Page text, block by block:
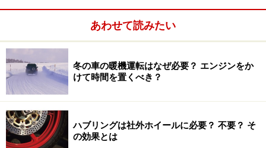
ドライブレコーダーの仕組み・種類
ガイドおすすめの、ケンウッド DRV-610
ドライブレコーダーはエンジンをかけると録画が開始さ
れ、運転中の映像を自動的に記録してくれます。これ
を、「常時録画」といいます。ドライブレコーダーには
SDカードスロットが搭載されており、使用するSDカー
あわせて読みたい
冬の車の暖機運転はなぜ必要？ エンジンをか
けて時間を置くべき？
ハブリングは社外ホイールに必要？ 不要？ そ
の効果とは